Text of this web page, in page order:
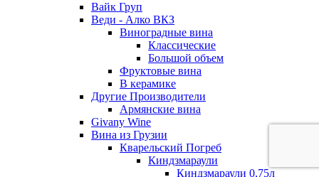
Вайк Груп
Веди - Алко ВКЗ
Виноградные вина
Классические
Большой объем
Фруктовые вина
В керамике
Другие Производители
Армянские вина
Givany Wine
Вина из Грузии
Кварельский Погреб
Киндзмараули
Киндзмараули 0,75л